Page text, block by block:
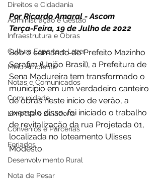
Direitos e Cidadania
Administração e Gestão
Infraestrutura e Obras
Cultura Esporte e Lazer
Meio Ambiente
Notas e Comunicados
Comunidade
Limpeza e Zeladoria
Convênios e Parcerias
Feriados
Desenvolvimento Rural
Nota de Pesar
Por Ricardo Amaral - Ascom
Terça-Feira, 19 de Julho de 2022
Sob o comando do Prefeito Mazinho
Serafim (União Brasil), a Prefeitura de
Sena Madureira tem transformado o
município em um verdadeiro canteiro
de obras neste início de verão, a
exemplo disso, foi iniciado o trabalho
de revitalização da rua Projetada 01,
localizada no loteamento Ulisses
Modesto.